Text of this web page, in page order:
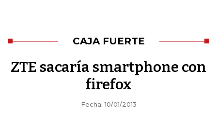
CAJA FUERTE
ZTE sacaría smartphone con
firefox
Fecha: 10/01/2013